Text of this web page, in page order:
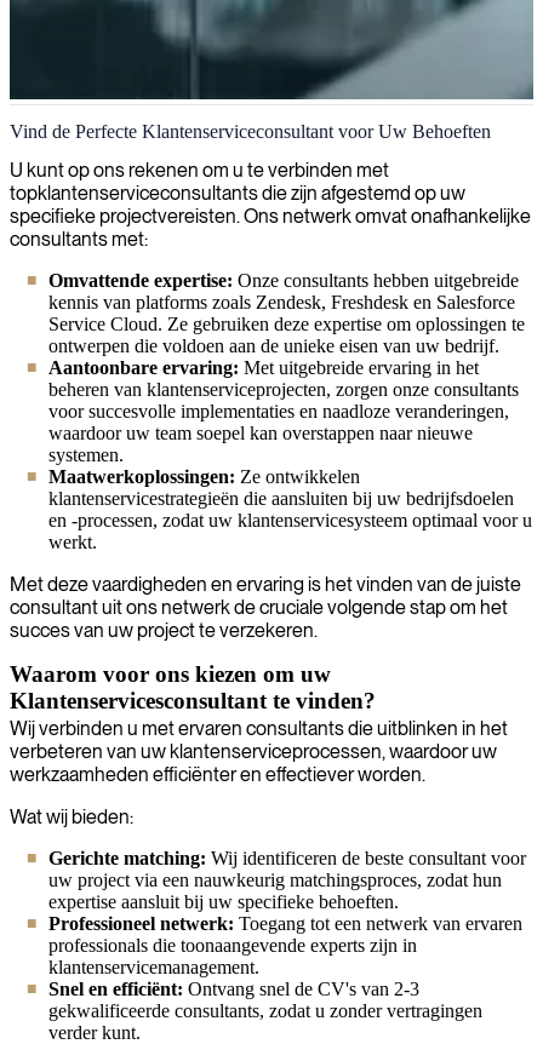
Klantenservice
Wij verbeteren de klantenondersteuning met ervaren managers die
de servicekwaliteit optimaliseren, escalaties afhandelen en systemen
implementeren om klanttevredenheid te verhogen en
bedrijfsprocessen te stroomlijnen.
Vind de Perfecte Klantenserviceconsultant voor Uw Behoeften
U kunt op ons rekenen om u te verbinden met
topklantenserviceconsultants die zijn afgestemd op uw
specifieke projectvereisten. Ons netwerk omvat onafhankelijke
consultants met:
Omvattende expertise: Onze consultants hebben uitgebreide
kennis van platforms zoals Zendesk, Freshdesk en Salesforce
Service Cloud. Ze gebruiken deze expertise om oplossingen te
ontwerpen die voldoen aan de unieke eisen van uw bedrijf.
Aantoonbare ervaring: Met uitgebreide ervaring in het
beheren van klantenserviceprojecten, zorgen onze consultants
voor succesvolle implementaties en naadloze veranderingen,
waardoor uw team soepel kan overstappen naar nieuwe
systemen.
Maatwerkoplossingen: Ze ontwikkelen
klantenservicestrategieën die aansluiten bij uw bedrijfsdoelen
en -processen, zodat uw klantenservicesysteem optimaal voor u
werkt.
Met deze vaardigheden en ervaring is het vinden van de juiste
consultant uit ons netwerk de cruciale volgende stap om het
succes van uw project te verzekeren.
Waarom voor ons kiezen om uw
Klantenservicesconsultant te vinden?
Wij verbinden u met ervaren consultants die uitblinken in het
verbeteren van uw klantenserviceprocessen, waardoor uw
werkzaamheden efficiënter en effectiever worden.
Wat wij bieden:
Gerichte matching: Wij identificeren de beste consultant voor
uw project via een nauwkeurig matchingsproces, zodat hun
expertise aansluit bij uw specifieke behoeften.
Professioneel netwerk: Toegang tot een netwerk van ervaren
professionals die toonaangevende experts zijn in
klantenservicemanagement.
Snel en efficiënt: Ontvang snel de CV's van 2-3
gekwalificeerde consultants, zodat u zonder vertragingen
verder kunt.